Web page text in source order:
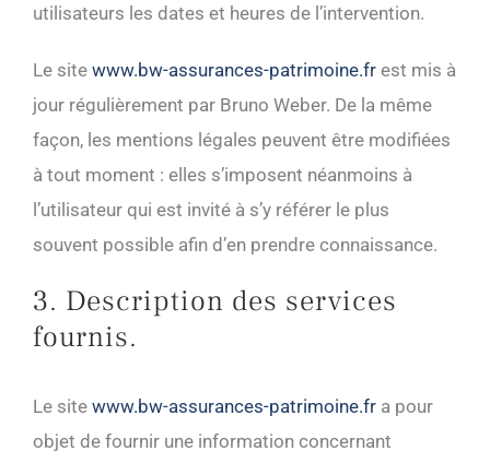
utilisateurs les dates et heures de l’intervention.
Le site www.bw-assurances-patrimoine.fr est mis à
jour régulièrement par Bruno Weber. De la même
façon, les mentions légales peuvent être modifiées
à tout moment : elles s’imposent néanmoins à
l’utilisateur qui est invité à s’y référer le plus
souvent possible afin d’en prendre connaissance.
3. Description des services
fournis.
Le site www.bw-assurances-patrimoine.fr a pour
objet de fournir une information concernant